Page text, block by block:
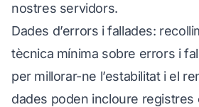
nostres servidors.
Dades d’errors i fallades:
tècnica mínima sobre errors i
per millorar-ne l’estabilitat i el
dades poden incloure registres